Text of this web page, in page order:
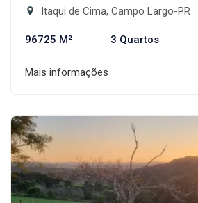
Itaqui de Cima, Campo Largo-PR
96725 M² 3 Quartos
Mais informações